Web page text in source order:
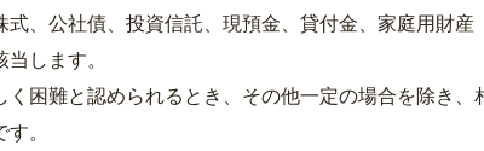
、公社債、投資信託、現預金、貸付金、家庭用財産
します。
困難と認められるとき、その他一定の場合を除き、
。